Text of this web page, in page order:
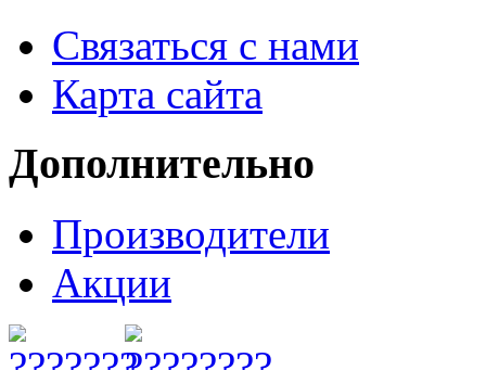
Связаться с нами
Карта сайта
Дополнительно
Производители
Акции